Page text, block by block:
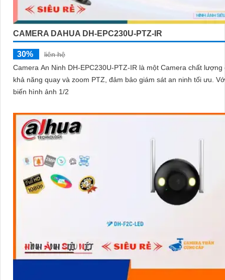
CAMERA DAHUA DH-EPC230U-PTZ-IR
30%
liên hệ
Camera An Ninh DH-EPC230U-PTZ-IR là một Camera chất lượng
khả năng quay và zoom PTZ, đảm bảo giám sát an ninh tối ưu. Với cảm
biến hình ảnh 1/2